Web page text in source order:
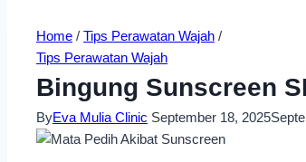
Home / Tips Perawatan Wajah /
Tips Perawatan Wajah
Bingung Sunscreen
ByEva Mulia Clinic September 18, 2025